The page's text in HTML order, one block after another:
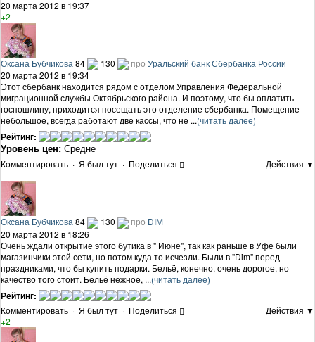
20 марта 2012 в 19:37
+2
Оксана Бубчикова 84 130 про Уральский банк Сбербанка России
20 марта 2012 в 19:34
Этот сбербанк находится рядом с отделом Управления Федеральной
миграционной службы Октябрьского района. И поэтому, что бы оплатить
госпошлину, приходится посещать это отделение сбербанка. Помещение
небольшое, всегда работают две кассы, что не ...(читать далее)
Рейтинг:
Уровень цен: Средне
Комментировать · Я был тут · Поделиться Действия ▼
Оксана Бубчикова 84 130 про DIM
20 марта 2012 в 18:26
Очень ждали открытие этого бутика в " Июне", так как раньше в Уфе были
магазинчики этой сети, но потом куда то исчезли. Были в "Dim" перед
праздниками, что бы купить подарки. Бельё, конечно, очень дорогое, но
качество того стоит. Бельё нежное, ...(читать далее)
Рейтинг:
Комментировать · Я был тут · Поделиться
Действия ▼
+2